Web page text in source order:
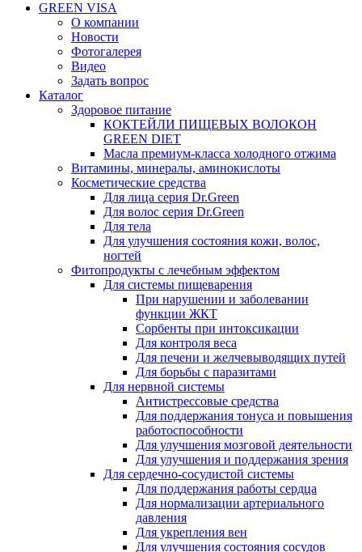
GREEN VISA
О компании
Новости
Фотогалерея
Видео
Задать вопрос
Каталог
Здоровое питание
КОКТЕЙЛИ ПИЩЕВЫХ ВОЛОКОН
GREEN DIET
Масла премиум-класса холодного отжима
Витамины, минералы, аминокислоты
Косметические средства
Для лица серия Dr.Green
Для волос серия Dr.Green
Для тела
Для улучшения состояния кожи, волос,
ногтей
Фитопродукты с лечебным эффектом
Для системы пищеварения
При нарушении и заболевании
функции ЖКТ
Сорбенты при интоксикации
Для контроля веса
Для печени и желчевыводящих путей
Для борьбы с паразитами
Для нервной системы
Антистрессовые средства
Для поддержания тонуса и повышения
работоспособности
Для улучшения мозговой деятельности
Для улучшения и поддержания зрения
Для сердечно-сосудистой системы
Для поддержания работы сердца
Для нормализации артериального
давления
Для укрепления вен
Для улучшения состояния сосудов